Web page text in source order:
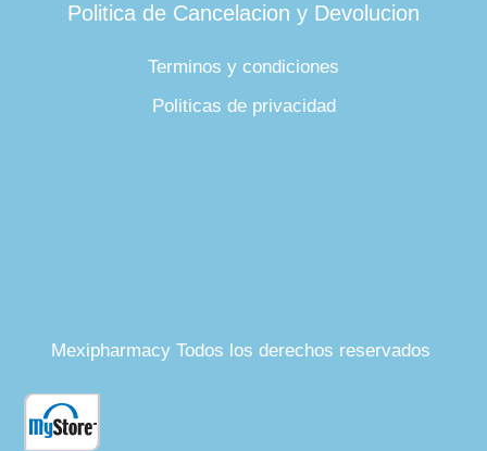
Politica de Cancelacion y Devolucion
Terminos y condiciones
Politicas de privacidad
Mexipharmacy Todos los derechos reservados